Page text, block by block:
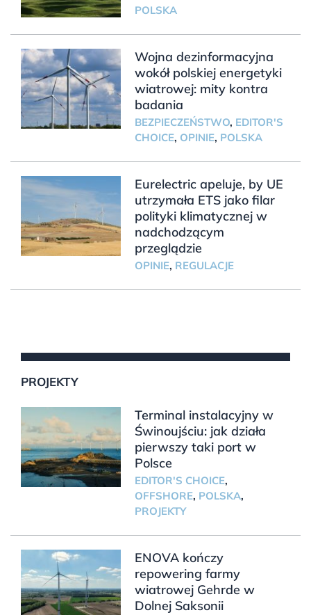
POLSKA
Wojna dezinformacyjna
wokół polskiej energetyki
wiatrowej: mity kontra
badania
BEZPIECZEŃSTWO, EDITOR'S
CHOICE, OPINIE, POLSKA
Eurelectric apeluje, by UE
utrzymała ETS jako filar
polityki klimatycznej w
nadchodzącym
przeglądzie
OPINIE, REGULACJE
PROJEKTY
Terminal instalacyjny w
Świnoujściu: jak działa
pierwszy taki port w
Polsce
EDITOR'S CHOICE,
OFFSHORE, POLSKA,
PROJEKTY
ENOVA kończy
repowering farmy
wiatrowej Gehrde w
Dolnej Saksonii